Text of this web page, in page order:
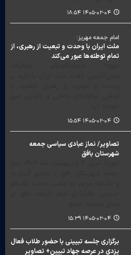
۱۴۰۵-۰۲-۰۴ ۱۸:۵۴
امام جمعه مهریز:
ملت ایران با وحدت و تبعیت از رهبری، از
تمام توطئه‌ها عبور می‌کند
۱۴۰۵-۰۲-۰۴ ۱۵:۵۴
تصاویر/ نماز عبادی سیاسی جمعه
شهرستان بافق
۱۴۰۵-۰۲-۰۴ ۱۵:۳۹
برگزاری جلسه تبیینی با حضور طلاب فعال
یزدی در عرصه جهاد تبیین+ تصاویر